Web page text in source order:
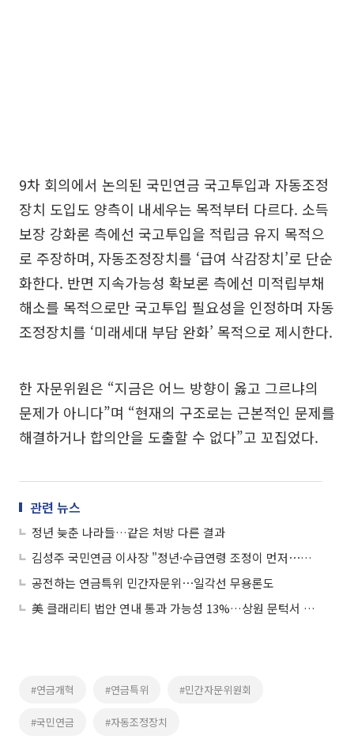
9차 회의에서 논의된 국민연금 국고투입과 자동조정
장치 도입도 양측이 내세우는 목적부터 다르다. 소득
보장 강화론 측에선 국고투입을 적립금 유지 목적으
로 주장하며, 자동조정장치를 ‘급여 삭감장치’로 단순
화한다. 반면 지속가능성 확보론 측에선 미적립부채
해소를 목적으로만 국고투입 필요성을 인정하며 자동
조정장치를 ‘미래세대 부담 완화’ 목적으로 제시한다.
한 자문위원은 “지금은 어느 방향이 옳고 그르냐의
문제가 아니다”며 “현재의 구조로는 근본적인 문제를
해결하거나 합의안을 도출할 수 없다”고 꼬집었다.
관련 뉴스
정년 늦춘 나라들…같은 처방 다른 결과
김성주 국민연금 이사장 "정년·수급연령 조정이 먼저⋯자동조정장치 신중해야"
공전하는 연금특위 민간자문위⋯일각선 무용론도
美 클래리티 법안 연내 통과 가능성 13%…상원 문턱서 제동
#연금개혁 #연금특위 #민간자문위원회
#국민연금 #자동조정장치